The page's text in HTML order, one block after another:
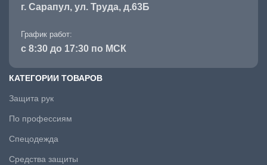
КАТЕГОРИИ ТОВАРОВ
Защита рук
По профессиям
Спецодежда
Средства защиты
г. Сарапул, ул. Труда, д.63Б
График работ:
с 8:30 до 17:30 по МСК